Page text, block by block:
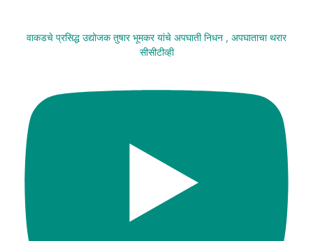
वाकडचे प्रसिद्ध उद्योजक तुषार भूमकर यांचे अपघाती निधन , अपघाताचा थरार
सीसीटीव्ही